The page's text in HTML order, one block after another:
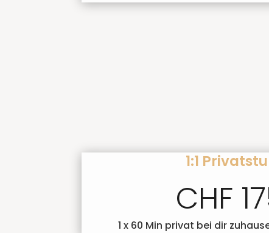
1:1
CHF
1 x 60 Min privat bei dir